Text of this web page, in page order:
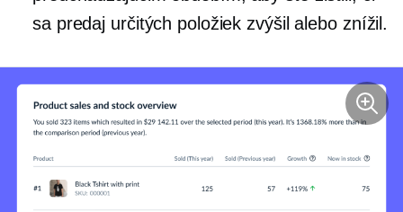
sa predaj určitých položiek zvýšil alebo znížil.